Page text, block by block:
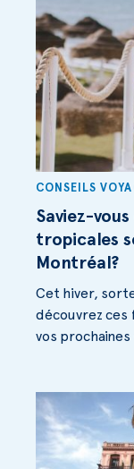
CONSEILS
Saviez-
tropicales
Montréal?
Cet hiver,
découvrez
vos prochaines